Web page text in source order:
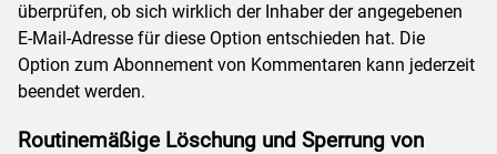
überprüfen, ob sich wirklich der Inhaber der angegebenen
E-Mail-Adresse für diese Option entschieden hat. Die
Option zum Abonnement von Kommentaren kann jederzeit
beendet werden.
Routinemäßige Löschung und Sperrung von